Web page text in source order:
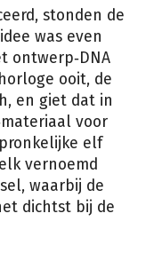
stonden de
was even
ontwerp‑DNA
ooit, de
en giet dat in
voor
elf
vernoemd
waarbij de
dichtst bij de